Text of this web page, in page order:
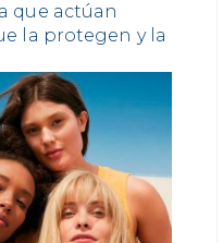
que actúan
la protegen y la